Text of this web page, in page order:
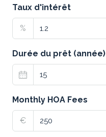
Taux d'intérêt
%
Durée du prêt (année)
Monthly HOA Fees
€